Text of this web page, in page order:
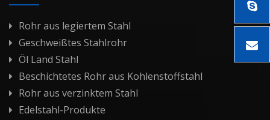
Rohr aus legiertem Stahl
Geschweißtes Stahlrohr
Öl Land Stahl
Beschichtetes Rohr aus Kohlenstoffstahl
Rohr aus verzinktem Stahl
Edelstahl-Produkte